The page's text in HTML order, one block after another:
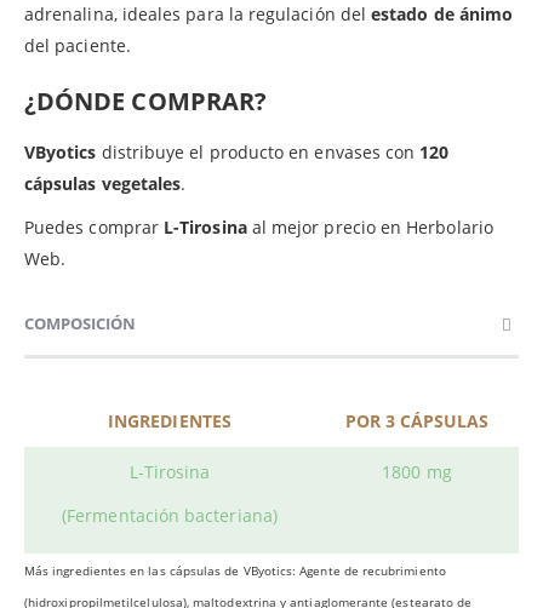
adrenalina, ideales para la regulación delestado de ánimo
del paciente.
¿DÓNDE COMPRAR?
VByotics distribuye el producto en envases con 120
cápsulas vegetales.
Puedes comprar L-Tirosina al mejor precio en Herbolario
Web.
COMPOSICIÓN
INGREDIENTES POR 3 CÁPSULAS
L-Tirosina
(Fermentación bacteriana)
1800 mg
Más ingredientes en las cápsulas de VByotics: Agente de recubrimiento
(hidroxipropilmetilcelulosa), maltodextrina y antiaglomerante (estearato de